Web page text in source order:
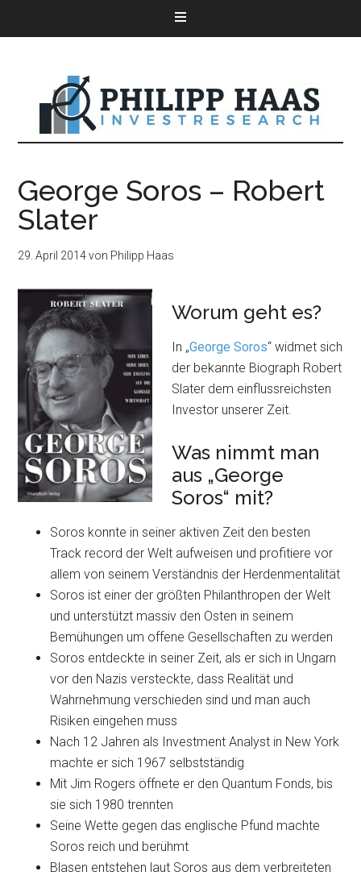
George Soros – Robert
Slater
29. April 2014von Philipp Haas
Worum geht es?
In „George Soros“ widmet sich
der bekannte Biograph Robert
Slater dem einflussreichsten
Investor unserer Zeit.
Was nimmt man
aus „George
Soros“ mit?
Soros konnte in seiner aktiven Zeit den besten
Track record der Welt aufweisen und profitiere vor
allem von seinem Verständnis der Herdenmentalität
Soros ist einer der größten Philanthropen der Welt
und unterstützt massiv den Osten in seinem
Bemühungen um offene Gesellschaften zu werden
Soros entdeckte in seiner Zeit, als er sich in Ungarn
vor den Nazis versteckte, dass Realität und
Wahrnehmung verschieden sind und man auch
Risiken eingehen muss
Nach 12 Jahren als Investment Analyst in New York
machte er sich 1967 selbstständig
Mit Jim Rogers öffnete er den Quantum Fonds, bis
sie sich 1980 trennten
Seine Wette gegen das englische Pfund machte
Soros reich und berühmt
Blasen entstehen laut Soros aus dem verbreiteten